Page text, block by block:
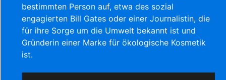
bestimmten Person auf, etwa des sozial
engagierten Bill Gates oder einer Journalistin, die
für ihre Sorge um die Umwelt bekannt ist und
Gründerin einer Marke für ökologische Kosmetik
ist.